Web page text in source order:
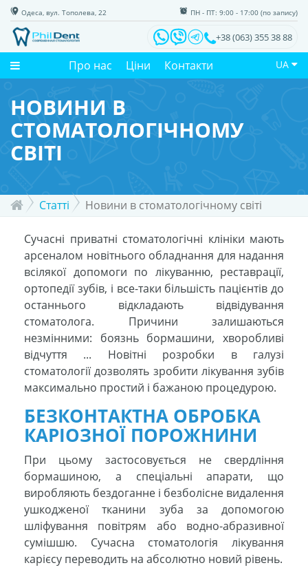
Одеса, вул. Тополева, 22 ПН - ПТ: 9:00 - 17:00 (по запису)
+38 (063) 355 38 88
Про нас Ціни Контакти UA
НОВИНИ В
СТОМАТОЛОГІЧНОМУ
СВІТІ
Статті Новини в стоматологічному світі
Сучасні приватні стоматологічні клініки мають
арсеналом новітнього обладнання для надання
всілякої допомоги по лікуванню, реставрації,
ортопедії зубів, і все-таки більшість пацієнтів до
останнього відкладають відвідування
стоматолога. Причини залишаються
незмінними: боязнь бормашини, хворобливі
відчуття ... Новітні розробки в галузі
стоматології дозволять зробити лікування зубів
максимально простий і бажаною процедурою.
БЕЗКОНТАКТНА ОБРОБКА
КАРІОЗНОЇ ПОРОЖНИНИ
При цьому застосовується не свердління
бормашиною, а спеціальні апарати, що
виробляють бездоганне і безболісне видалення
ушкодженої тканини зуба за допомогою
шліфування повітрям або водно-абразивної
сумішшю. Сучасна стоматологія лікування
карієсу переводить на абсолютно новий рівень.